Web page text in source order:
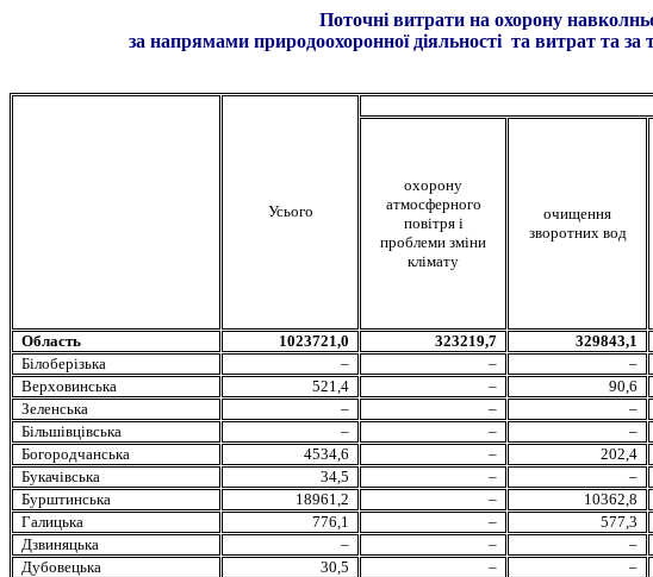
Поточні витрати на охорону навколнього
за напрямами природоохоронної діяльності та витрат та за
Усього
охорону
атмосферного
повітря і
проблеми зміни
клімату
очищення
зворотних вод
Область
1023721,0 323219,7 329843,1
Білоберізька
– – –
Верховинська
521,4 – 90,6
Зеленська
– – –
Більшівцівська
– – –
Богородчанська
4534,6 – 202,4
Букачівська
34,5 – –
Бурштинська
18961,2 – 10362,8
Галицька
776,1 – 577,3
Дзвиняцька
– – –
Дубовецька
30,5 – –